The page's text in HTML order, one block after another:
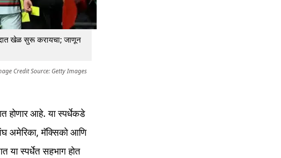
खेळ सुरू करायचा; जाणून
Credit Source: Getty Images
होणार आहे. या स्पर्धेकडे
अमेरिका, मॅक्सिको आणि
या स्पर्धेत सहभाग होत